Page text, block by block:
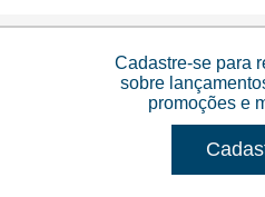
Cadastre-se para
sobre
promoções e